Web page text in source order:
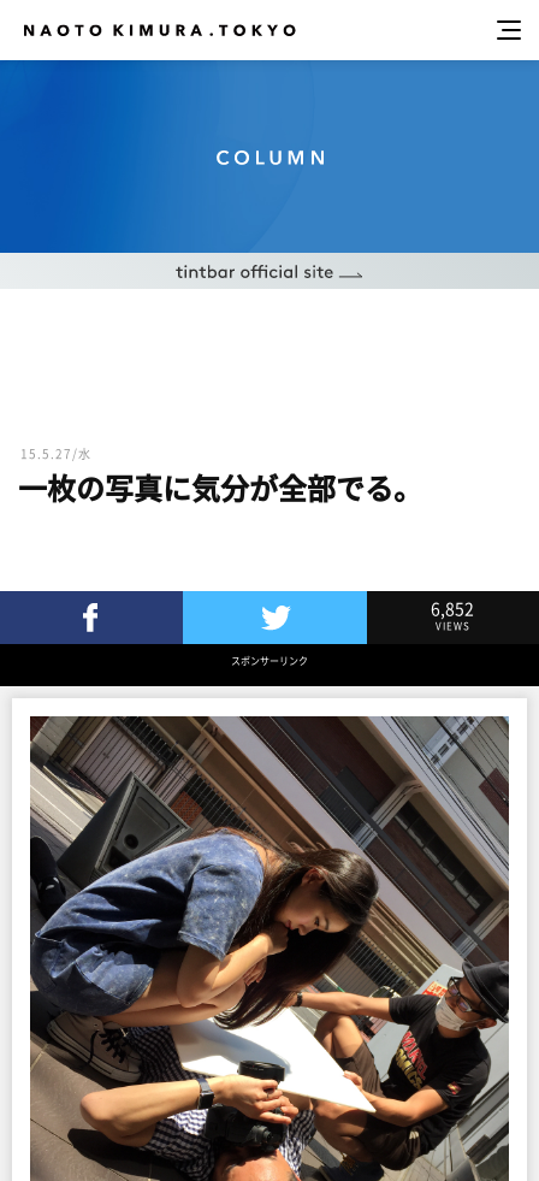
15.5.27/水
一枚の写真に気分が全部でる。
Twitterでツイート
6,852
VIEWS
スポンサーリンク